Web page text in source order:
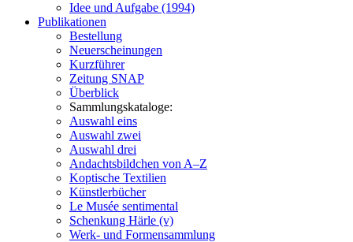
Idee und Aufgabe (1994)
Publikationen
Bestellung
Neuerscheinungen
Kurzführer
Zeitung SNAP
Überblick
Sammlungskataloge:
Auswahl eins
Auswahl zwei
Auswahl drei
Andachtsbildchen von A–Z
Koptische Textilien
Künstlerbücher
Le Musée sentimental
Schenkung Härle (v)
Werk- und Formensammlung